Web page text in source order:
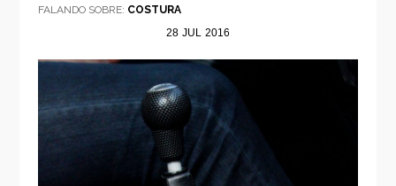
FALANDO SOBRE: COSTURA
28 JUL 2016